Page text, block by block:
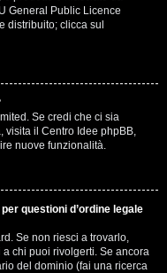
General Public Licence
distribuito; clicca sul
Se credi che ci sia
visita il Centro Idee phpBB,
nuove funzionalità.
questioni d’ordine legale
Se non riesci a trovarlo,
chi puoi rivolgerti. Se ancora
del dominio (fai una ricerca